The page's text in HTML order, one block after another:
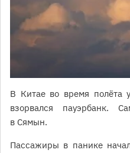
В Китае во время полёта
взорвался пауэрбанк.
в Сямын.
Пассажиры в панике